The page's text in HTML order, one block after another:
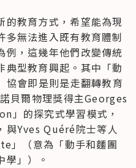
的教育方式，希望能為現
多無法進入既有教育體制
例，這幾年他們改變傳統
典型教育興起。其中「動
會即是則是走翻轉教育
貝爾物理獎得主Georges
」的探究式學習模式，
與Yves Quéré院士等人
」（意為「動手和麵團
學」）。